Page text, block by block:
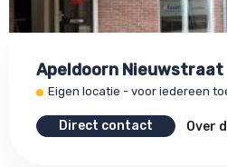
Apeldoorn Nieuwstraat
Eigen locatie - voor iedereen
Direct contact Over